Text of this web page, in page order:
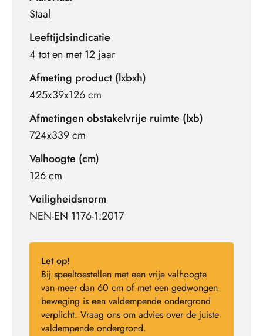
Staal
Leeftijdsindicatie
4 tot en met 12 jaar
Afmeting product (lxbxh)
425x39x126 cm
Afmetingen obstakelvrije ruimte (lxb)
724x339 cm
Valhoogte (cm)
126 cm
Veiligheidsnorm
NEN-EN 1176-1:2017
Let op!
Bij speeltoestellen met een vrije valhoogte
van meer dan 60 cm of met een gedwongen
beweging is een valdempende ondergrond
verplicht. Vraag ons om advies over de juiste
valdempende ondergrond.